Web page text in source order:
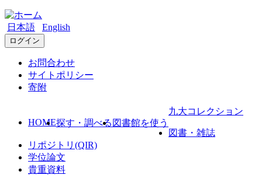
日本語 English
ログイン
お問合わせ
サイトポリシー
寄附
HOME探す・調べる 図書館を使う
九大コレクション
図書・雑誌
リポジトリ(QIR)
学位論文
貴重資料